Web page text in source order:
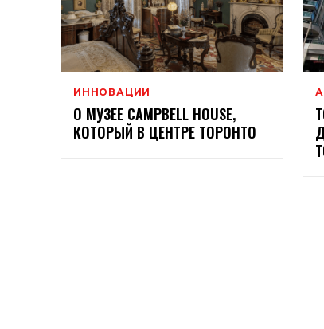
ИННОВАЦИИ
О МУЗЕЕ CAMPBELL HOUSE,
КОТОРЫЙ В ЦЕНТРЕ ТОРОНТО